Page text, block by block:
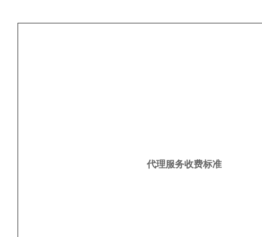
代理服务收费标准